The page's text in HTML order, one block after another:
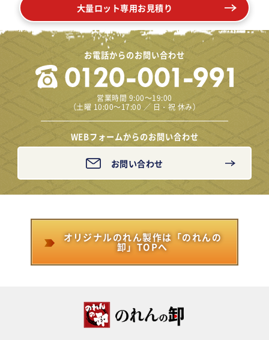
大量ロット専用お見積り
お電話からのお問い合わせ
営業時間 9:00～19:00
（土曜 10:00～17:00 ／ 日・祝 休み）
WEBフォームからのお問い合わせ
お問い合わせ
オリジナルのれん製作は「のれんの
卸」TOPへ